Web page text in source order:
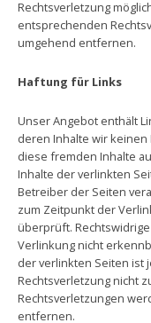
Rechtsverletzung
entsprechenden
umgehend entfernen.
Haftung für Links
Unser Angebot enthält
deren Inhalte wir
diese fremden Inhalte
Inhalte der verlinkten
Betreiber der Seiten
zum Zeitpunkt der
überprüft.
Verlinkung nicht
der verlinkten Seiten ist
Rechtsverletzung nicht
Rechtsverletzungen
entfernen.